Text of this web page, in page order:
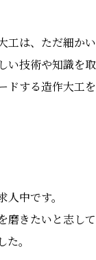
は、ただ細か
技術や知識を
ドする造作大工
人中です。
磨きたいと志し
た。